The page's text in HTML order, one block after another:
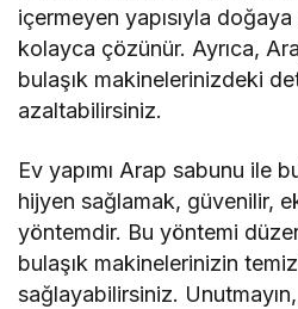
içermeyen yapısıyla
kolayca çözünür. Ayrıca,
bulaşık makinelerinizdeki
azaltabilirsiniz.
Ev yapımı Arap sabunu ile
hijyen sağlamak, güvenilir,
yöntemdir. Bu yöntemi
bulaşık makinelerinizin
sağlayabilirsiniz.